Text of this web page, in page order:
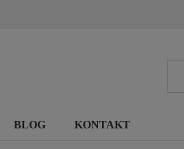
BLOG KONTAKT